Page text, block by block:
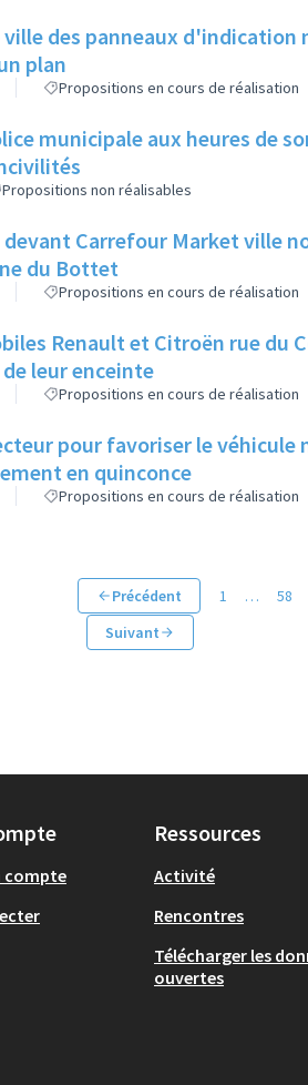
des panneaux
plan
Propositions en cours de réalisation
municipale aux heures de
Propositions non réalisables
Carrefour Market ville
du Bottet
Propositions en cours de réalisation
Renault et Citroën rue du
leur enceinte
Propositions en cours de réalisation
pour favoriser le
en quinconce
Propositions en cours de réalisation
Précédent 1 … 58
Suivant
compte
Ressources
Activité
Rencontres
Télécharger les
ouvertes